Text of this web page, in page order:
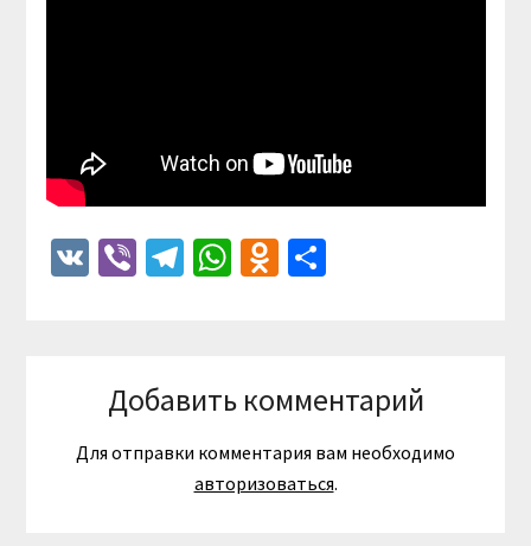
VKViberTelegram
WhatsApp
Odnoklassniki
Отправить
Добавить комментарий
Для отправки комментария вам необходимо
авторизоваться.